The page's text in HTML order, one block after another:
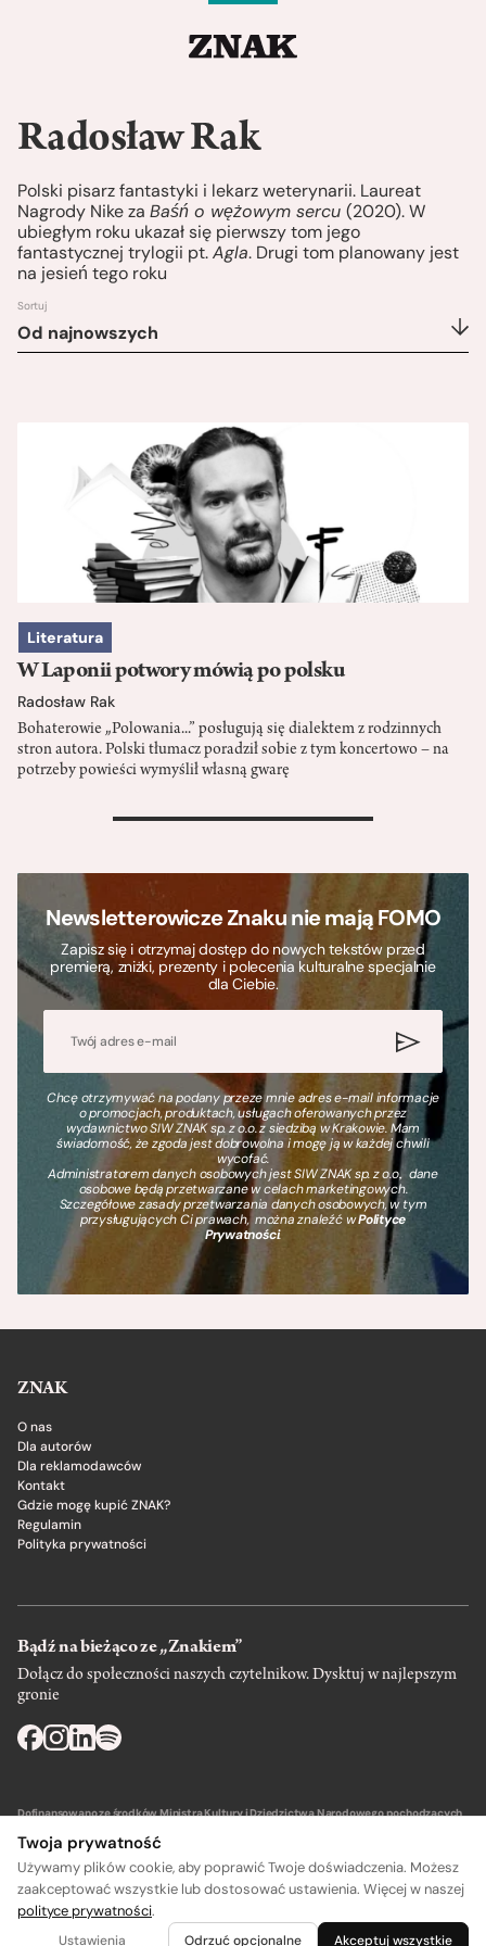
Radosław Rak
Polski pisarz fantastyki i lekarz weterynarii. Laureat
Nagrody Nike za Baśń o wężowym sercu (2020). W
ubiegłym roku ukazał się pierwszy tom jego
fantastycznej trylogii pt.Agla. Drugi tom planowany jest
na jesień tego roku
Sortuj
Od najnowszych
Literatura
W Laponii potwory mówią po polsku
Radosław Rak
Bohaterowie „Polowania...” posługują się dialektem z rodzinnych
stron autora. Polski tłumacz poradził sobie z tym koncertowo – na
potrzeby powieści wymyślił własną gwarę
>
Newsletterowicze Znaku nie mają FOMO
Zapisz się i otrzymaj dostęp do nowych tekstów przed
premierą, zniżki, prezenty i polecenia kulturalne specjalnie
dla Ciebie.
Chcę otrzymywać na podany przeze mnie adres e-mail informacje
o promocjach, produktach, usługach oferowanych przez
wydawnictwo SIW ZNAK sp. z o.o. z siedzibą w Krakowie. Mam
świadomość, że zgoda jest dobrowolna i mogę ją w każdej chwili
wycofać.
Administratorem danych osobowych jest SIW ZNAK sp. z o.o., dane
osobowe będą przetwarzane w celach marketingowych.
Szczegółowe zasady przetwarzania danych osobowych, w tym
przysługujących Ci prawach, można znaleźć wPolityce
Prywatności.
ZNAK
O nas
Dla autorów
Dla reklamodawców
Kontakt
Gdzie mogę kupić ZNAK?
Regulamin
Polityka prywatności
Bądź na bieżąco ze „Znakiem”
Dołącz do społeczności naszych czytelnikow. Dysktuj w najlepszym
gronie
Dofinansowano ze środków Ministra Kultury i Dziedzictwa Narodowego pochodzących
Wydawca: SIW Znak w Krakowie
Twoja prywatność
Używamy plików cookie, aby poprawić Twoje doświadczenia. Możesz
zaakceptować wszystkie lub dostosować ustawienia. Więcej w naszej
polityce prywatności.
Ustawienia Odrzuć opcjonalne Akceptuj wszystkie